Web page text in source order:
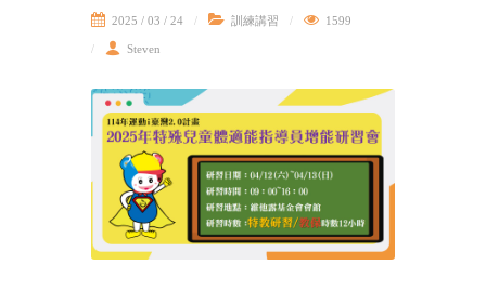
2025 / 03 / 24 訓練講習 1599
Steven